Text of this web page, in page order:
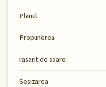
Planul
Propunerea
rasarit de soare
Sesizarea